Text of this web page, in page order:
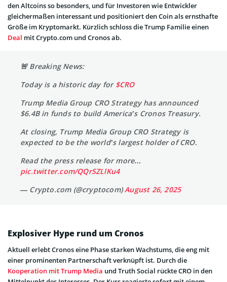
den Altcoins so besonders, und für Investoren wie Entwickler
gleichermaßen interessant und positioniert den Coin als ernsthafte
Größe im Kryptomarkt. Kürzlich schloss die Trump Familie einen
Deal mit Crypto.com und Cronos ab.
🚨 Breaking News:
Today is a historic day for $CRO
Trump Media Group CRO Strategy has announced
$6.4B in funds to build America’s Cronos Treasury.
At closing, Trump Media Group CRO Strategy is
expected to be the world’s largest holder of CRO.
Read the press release for more…
pic.twitter.com/QQrSZLlKu4
— Crypto.com (@cryptocom)August 26, 2025
Explosiver Hype rund um Cronos
Aktuell erlebt Cronos eine Phase starken Wachstums, die eng mit
einer prominenten Partnerschaft verknüpft ist. Durch die
Kooperation mit Trump Media und Truth Social rückte CRO in den